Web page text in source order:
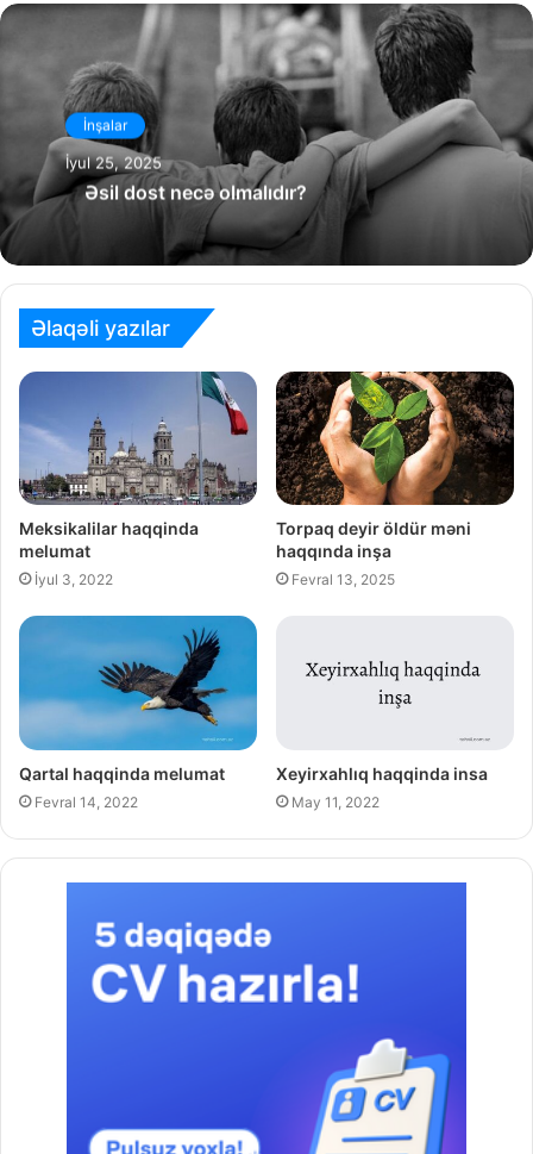
İnşalar
İyul 25, 2025
Əsil dost necə olmalıdır?
Əlaqəli yazılar
Meksikalilar haqqinda
melumat
İyul 3, 2022
Torpaq deyir öldür məni
haqqında inşa
Fevral 13, 2025
Qartal haqqinda melumat
Fevral 14, 2022
Xeyirxahlıq haqqinda insa
May 11, 2022